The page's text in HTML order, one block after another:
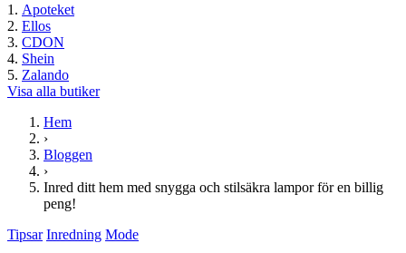
Apoteket
Ellos
CDON
Shein
Zalando
Visa alla butiker
Hem
›
Bloggen
›
Inred ditt hem med snygga och stilsäkra lampor för en billig
peng!
Tipsar Inredning Mode